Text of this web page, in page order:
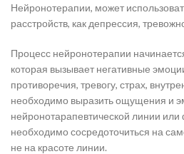
Нейронотерапии, может
расстройств, как депрессия,
Процесс нейронотерапии
которая вызывает негативные
противоречия, тревогу, страх,
необходимо выразить ощущения и
нейронотарапевтической линии
необходимо сосредоточиться на
не на красоте линии.